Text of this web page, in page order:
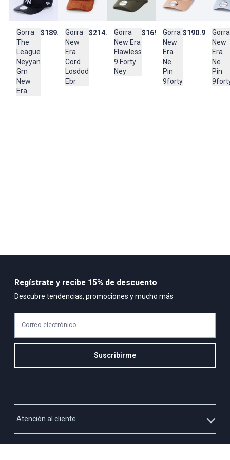
(suede), aportando una apariencia premium y sumamente suave
al tacto.
País de origen:
CHINA
Importador:
DYNAMO DISTRIBUTION S A S
Cuidado y Lavado
Gorra
The
League
Neyyan
Gm
New
Era
$189.990Gorra
New
Era
Cord
Losdod
Ebr
$214.990Gorra
New Era
Flawless
9 Forty
Ney
$169.950Gorra
New
Era
Ne
Pin
9forty
$190.950Gorra
New
Era
Ne
Pin
Atención al cliente
Whatsapp
Regístrate y recibe 15% de descuento
Descubre tendencias, promociones y mucho más
Correo electrónico
Suscribirme